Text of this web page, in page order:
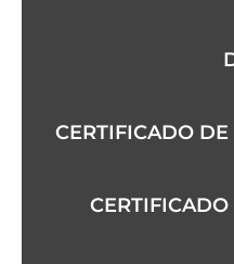
CERTIFICADO